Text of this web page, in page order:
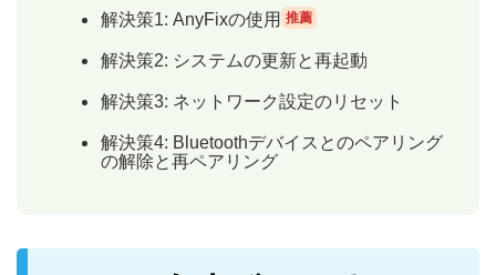
解決策1: AnyFixの使用 推薦
解決策2: システムの更新と再起動
解決策3: ネットワーク設定のリセット
解決策4: Bluetoothデバイスとのペアリング
の解除と再ペアリング